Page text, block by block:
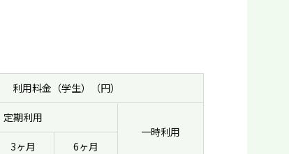
利用料金（学生）（円）
定期利用
一時利用
3ヶ月 6ヶ月